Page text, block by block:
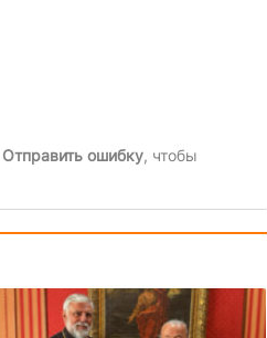
Отправить ошибку, чтобы